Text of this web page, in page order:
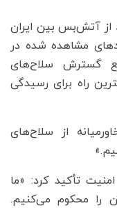
از آتش‌بس بین ایران
مشاهده شده در
گسترش سلاح‌های
راه برای رسیدگی
از سلاح‌های
تأکید کرد: «ما
را محکوم می‌کنیم.